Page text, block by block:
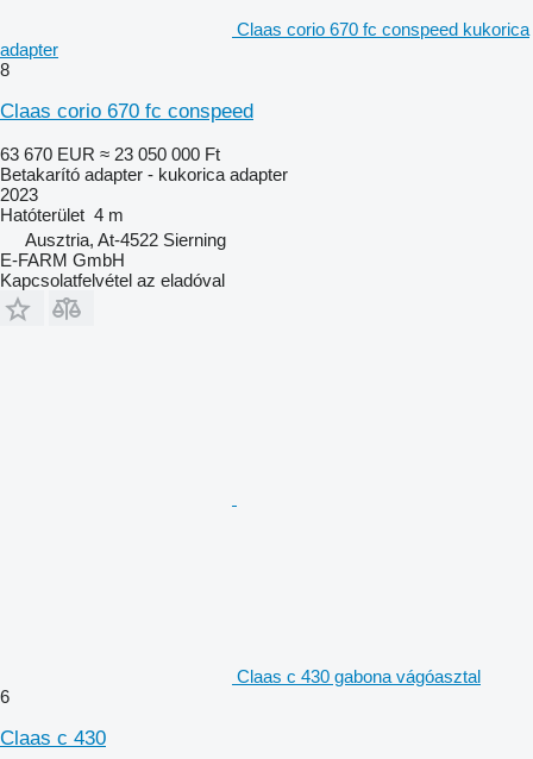
Claas corio 670 fc conspeed kukorica
adapter
8
Claas corio 670 fc conspeed
63 670 EUR ≈ 23 050 000 Ft
Betakarító adapter - kukorica adapter
2023
Hatóterület 4 m
Ausztria, At-4522 Sierning
E-FARM GmbH
Kapcsolatfelvétel az eladóval
Claas c 430 gabona vágóasztal
6
Claas c 430